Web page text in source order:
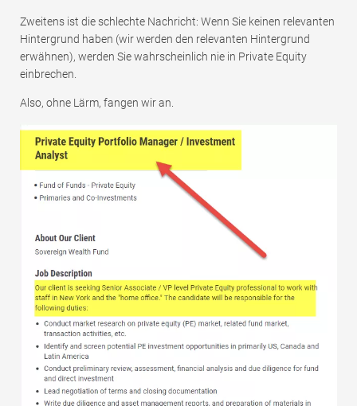
Zweitens ist die schlechte Nachricht: Wenn Sie keinen relevanten
Hintergrund haben (wir werden den relevanten Hintergrund
erwähnen), werden Sie wahrscheinlich nie in Private Equity
einbrechen.
Also, ohne Lärm, fangen wir an.